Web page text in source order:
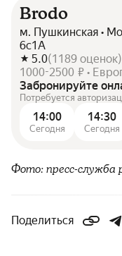
Brodo
м. Пушкинская •
6с1А
5.0(1189 оценок)
1000-2500 ₽ •
Забронируйте
Потребуется
14:00
Сегодня
14:30
Сегодня
Фото: пресс-служба
Поделиться